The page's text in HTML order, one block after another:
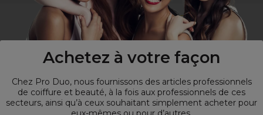
Achetez à votre façon
Chez Pro Duo, nous fournissons des articles professionnels
de coiffure et beauté, à la fois aux professionnels de ces
secteurs, ainsi qu’à ceux souhaitant simplement acheter pour